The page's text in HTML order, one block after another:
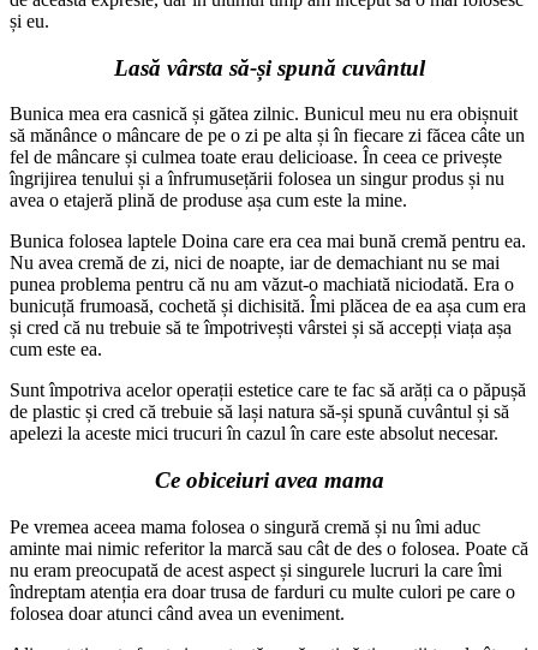
și eu.
Lasă vârsta să-și spună cuvântul
Bunica mea era casnică și gătea zilnic. Bunicul meu nu era obișnuit
să mănânce o mâncare de pe o zi pe alta și în fiecare zi făcea câte un
fel de mâncare și culmea toate erau delicioase. În ceea ce privește
îngrijirea tenului și a înfrumusețării folosea un singur produs și nu
avea o etajeră plină de produse așa cum este la mine.
Bunica folosea laptele Doina care era cea mai bună cremă pentru ea.
Nu avea cremă de zi, nici de noapte, iar de demachiant nu se mai
punea problema pentru că nu am văzut-o machiată niciodată. Era o
bunicuță frumoasă, cochetă și dichisită. Îmi plăcea de ea așa cum era
și cred că nu trebuie să te împotrivești vârstei și să accepți viața așa
cum este ea.
Sunt împotriva acelor operații estetice care te fac să arăți ca o păpușă
de plastic și cred că trebuie să lași natura să-și spună cuvântul și să
apelezi la aceste mici trucuri în cazul în care este absolut necesar.
Ce obiceiuri avea mama
Pe vremea aceea mama folosea o singură cremă și nu îmi aduc
aminte mai nimic referitor la marcă sau cât de des o folosea. Poate că
nu eram preocupată de acest aspect și singurele lucruri la care îmi
îndreptam atenția era doar trusa de farduri cu multe culori pe care o
folosea doar atunci când avea un eveniment.